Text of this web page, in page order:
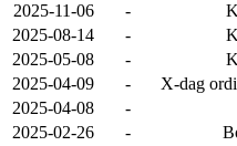
2025-11-06
-
2025-08-14
-
2025-05-08
-
2025-04-09
-
X-dag
2025-04-08
-
2025-02-26
-